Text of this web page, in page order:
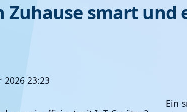
Zuhause smart
2026 23:23
Ein